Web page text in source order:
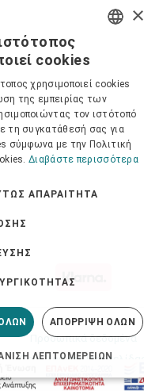
Προσωπικά δεδομένα
Όροι Χρήσης Ιστοσελίδας
Ασφάλεια συναλλαγών
×
cookies
χρησιμοποιεί cookies
της εμπειρίας των
τον ιστότοπό
τη συγκατάθεσή σας για
σύμφωνα με την Πολιτική
Διαβάστε περισσότερα
ΑΠΑΡΑΊΤΗΤΑ
ΑΠΌΡΡΙΨΗ ΌΛΩΝ
ΛΕΠΤΟΜΕΡΕΙΏΝ